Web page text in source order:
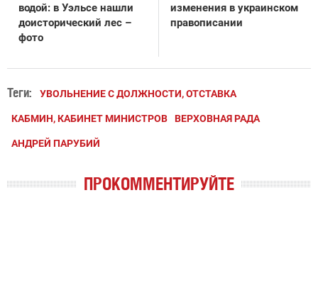
водой: в Уэльсе нашли
доисторический лес –
фото
изменения в украинском
правописании
Теги: УВОЛЬНЕНИЕ С ДОЛЖНОСТИ, ОТСТАВКА
КАБМИН, КАБИНЕТ МИНИСТРОВ ВЕРХОВНАЯ РАДА
АНДРЕЙ ПАРУБИЙ
ПРОКОММЕНТИРУЙТЕ